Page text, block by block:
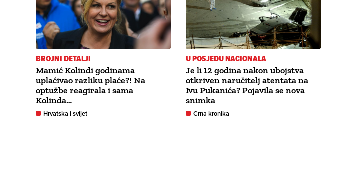
BROJNI DETALJI
Mamić Kolindi godinama
uplaćivao razliku plaće?! Na
optužbe reagirala i sama
Kolinda…
Hrvatska i svijet
U POSJEDU NACIONALA
Je li 12 godina nakon ubojstva
otkriven naručitelj atentata na
Ivu Pukanića? Pojavila se nova
snimka
Crna kronika